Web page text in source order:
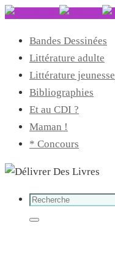
Bandes Dessinées
Littérature adulte
Littérature jeunesse
Bibliographies
Et au CDI ?
Maman !
* Concours
Search
for:
Search